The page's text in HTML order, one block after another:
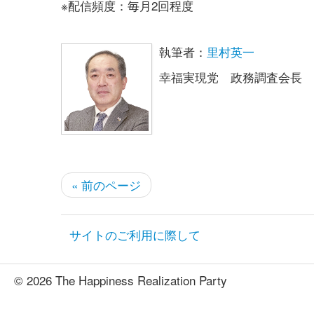
※配信頻度：毎月2回程度
執筆者： 里村英一
幸福実現党 政務調査会長
« 前のページ
サイトのご利用に際して
© 2026 The Happiness Realization Party